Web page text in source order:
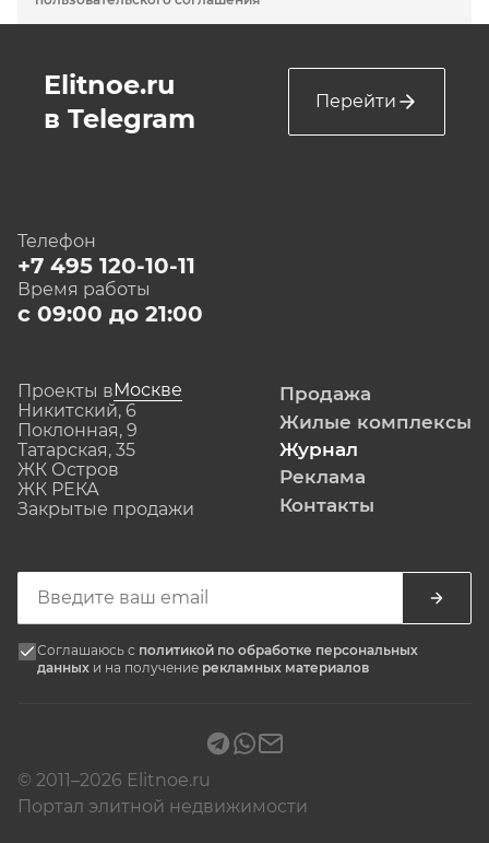
Elitnoe.ru
в Telegram
Перейти
Телефон
+7 495 120-10-11
Время работы
с 09:00 до 21:00
Проекты вМоскве
Никитский, 6
Поклонная, 9
Татарская, 35
ЖК Остров
ЖК РЕКА
Закрытые продажи
Продажа
Жилые комплексы
Журнал
Реклама
Контакты
Соглашаюсь с политикой по обработке персональных
данных и на получение рекламных материалов
© 2011–2026 Elitnoe.ru
Портал элитной недвижимости